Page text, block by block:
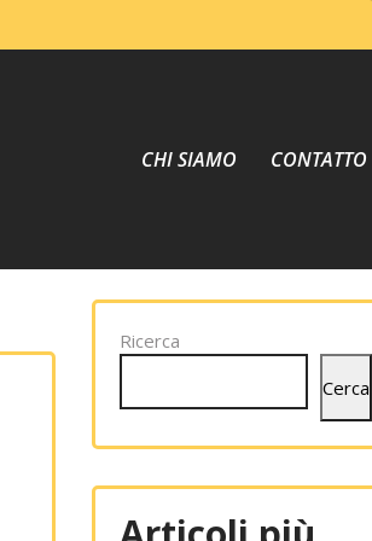
CHI SIAMO CONTATTO
Ricerca
Cerca